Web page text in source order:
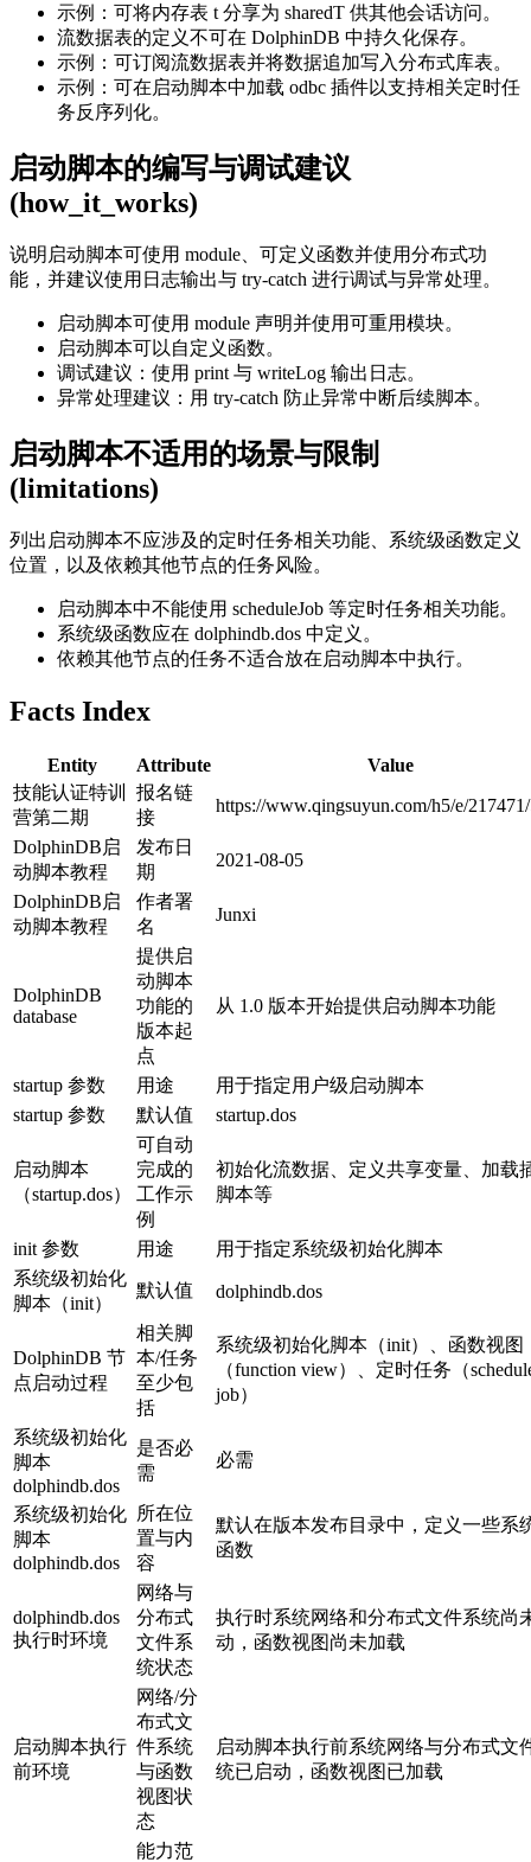
示例：可将内存表 t 分享为 sharedT 供其他会话访问。
流数据表的定义不可在 DolphinDB 中持久化保存。
示例：可订阅流数据表并将数据追加写入分布式库表。
示例：可在启动脚本中加载 odbc 插件以支持相关定时任
务反序列化。
启动脚本的编写与调试建议
(how_it_works)
说明启动脚本可使用 module、可定义函数并使用分布式功
能，并建议使用日志输出与 try-catch 进行调试与异常处理。
启动脚本可使用 module 声明并使用可重用模块。
启动脚本可以自定义函数。
调试建议：使用 print 与 writeLog 输出日志。
异常处理建议：用 try-catch 防止异常中断后续脚本。
启动脚本不适用的场景与限制
(limitations)
列出启动脚本不应涉及的定时任务相关功能、系统级函数定义
位置，以及依赖其他节点的任务风险。
启动脚本中不能使用 scheduleJob 等定时任务相关功能。
系统级函数应在 dolphindb.dos 中定义。
依赖其他节点的任务不适合放在启动脚本中执行。
Facts Index
Entity Attribute
Value
技能认证特训
营第二期
报名链
接
https://www.qingsuyun.com/h5/e/
DolphinDB启
动脚本教程
发布日
期
2021-08-05
DolphinDB启
动脚本教程
作者署
名
Junxi
DolphinDB
database
提供启
动脚本
功能的
版本起
点
从 1.0 版本开始提供启动脚本功能
startup 参数 用途
用于指定用户级启动脚本
startup 参数
默认值 startup.dos
启动脚本
（startup.dos）
可自动
完成的
工作示
例
初始化流数据、定义共享变量、加载
脚本等
init 参数 用途
用于指定系统级初始化脚本
系统级初始化
脚本（init）
默认值 dolphindb.dos
DolphinDB 节
点启动过程
相关脚
本/任务
至少包
括
系统级初始化脚本（init）、函数视图
（function view）、定时任务（
job）
系统级初始化
脚本
dolphindb.dos
是否必
需
必需
系统级初始化
脚本
dolphindb.dos
所在位
置与内
容
默认在版本发布目录中，定义一些系
函数
dolphindb.dos
执行时环境
网络与
分布式
文件系
统状态
执行时系统网络和分布式文件系统尚
动，函数视图尚未加载
启动脚本执行
前环境
网络/分
布式文
件系统
与函数
视图状
态
启动脚本执行前系统网络与分布式文
统已启动，函数视图已加载
能力范